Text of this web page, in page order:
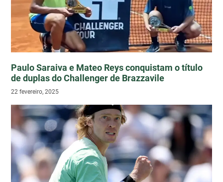
Paulo Saraiva e Mateo Reys conquistam o título
de duplas do Challenger de Brazzavile
22 fevereiro, 2025